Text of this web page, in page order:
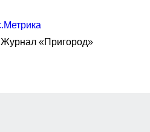
Журнал «Пригород»